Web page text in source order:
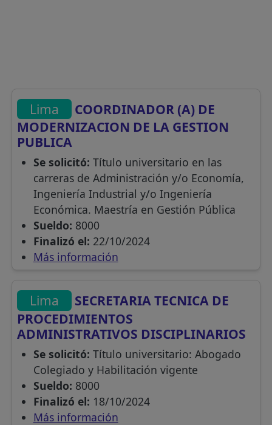
Lima
COORDINADOR (A) DE
MODERNIZACION DE LA GESTION
PUBLICA
Se solicitó: Título universitario en las
carreras de Administración y/o Economía,
Ingeniería Industrial y/o Ingeniería
Económica. Maestría en Gestión Pública
Sueldo: 8000
Finalizó el: 22/10/2024
Más información
Lima
SECRETARIA TECNICA DE
PROCEDIMIENTOS
ADMINISTRATIVOS DISCIPLINARIOS
Se solicitó: Título universitario: Abogado
Colegiado y Habilitación vigente
Sueldo: 8000
Finalizó el: 18/10/2024
Más información